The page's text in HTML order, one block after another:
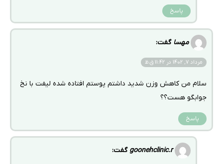
پاسخ
مهسا گفت:
مرداد 7, 1402 در 11:42 ق.ظ
سلام من کاهش وزن شدید داشتم پوستم افتاده شده لیفت با نخ
جوابگو هست؟؟
پاسخ
goonehclinic.r گفت: